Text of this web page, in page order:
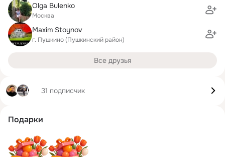
Olga Bulenko
Москва
Maxim Stoynov
г. Пушкино (Пушкинский район)
Все друзья
31 подписчик
Подарки